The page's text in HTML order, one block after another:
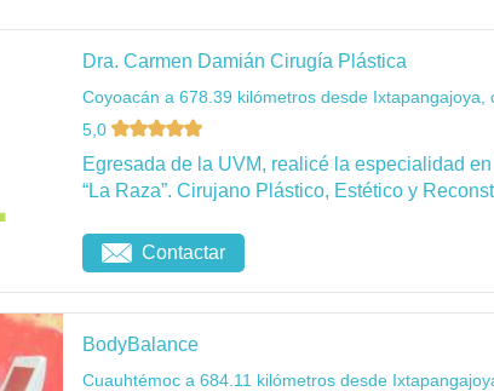
Dra. Carmen Damián Cirugía Plástica
Coyoacán a 678.39 kilómetros desde Ixtapangajoya,
5,0
Egresada de la UVM, realicé la especialidad
“La Raza”. Cirujano Plástico, Estético y
Contactar
BodyBalance
Cuauhtémoc a 684.11 kilómetros desde